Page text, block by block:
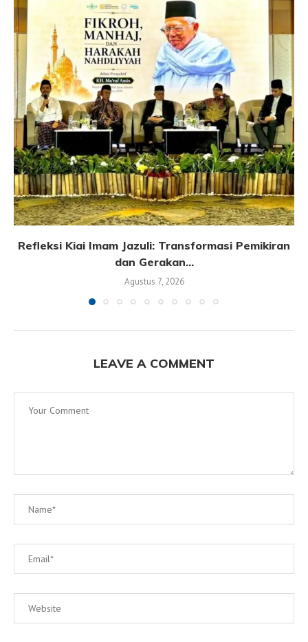
Refleksi Kiai Imam Jazuli: Transformasi Pemikiran
dan Gerakan...
Agustus 7, 2026
LEAVE A COMMENT